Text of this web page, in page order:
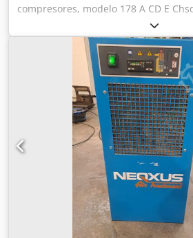
compresores, modelo 178 A CD E
Caudal de suministro: 4760 l/min
funcionamiento: 9 bares Potencia: 30